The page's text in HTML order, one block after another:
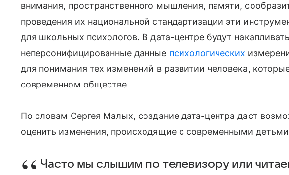
внимания, пространственного мышления, памяти,
проведения их национальной стандартизации эти
для школьных психологов. В дата-центре будут
неперсонифицированные данные психологических
для понимания тех изменений в развитии человека,
современном обществе.
По словам Сергея Малых, создание дата-центра даст
оценить изменения, происходящие с современными
Часто мы слышим по телевизору или